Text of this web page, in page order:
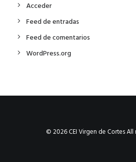
Acceder
Feed de entradas
Feed de comentarios
WordPress.org
© 2026 CEI Virgen de Cortes All